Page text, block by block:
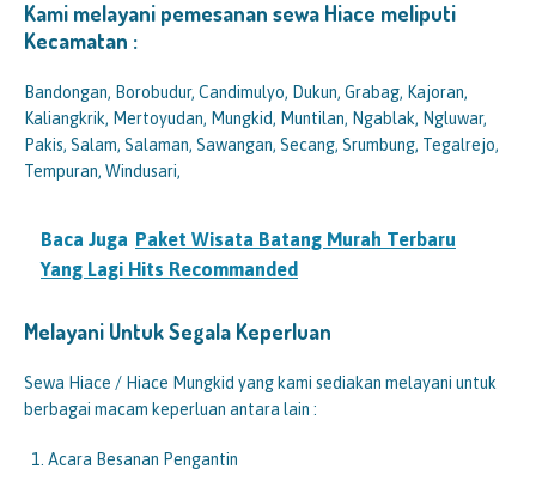
Kami melayani pemesanan sewa Hiace meliputi
Kecamatan :
Bandongan, Borobudur, Candimulyo, Dukun, Grabag, Kajoran,
Kaliangkrik, Mertoyudan, Mungkid, Muntilan, Ngablak, Ngluwar,
Pakis, Salam, Salaman, Sawangan, Secang, Srumbung, Tegalrejo,
Tempuran, Windusari,
Baca Juga Paket Wisata Batang Murah Terbaru
Yang Lagi Hits Recommanded
Melayani Untuk Segala Keperluan
Sewa Hiace / Hiace Mungkid yang kami sediakan melayani untuk
berbagai macam keperluan antara lain :
Acara Besanan Pengantin